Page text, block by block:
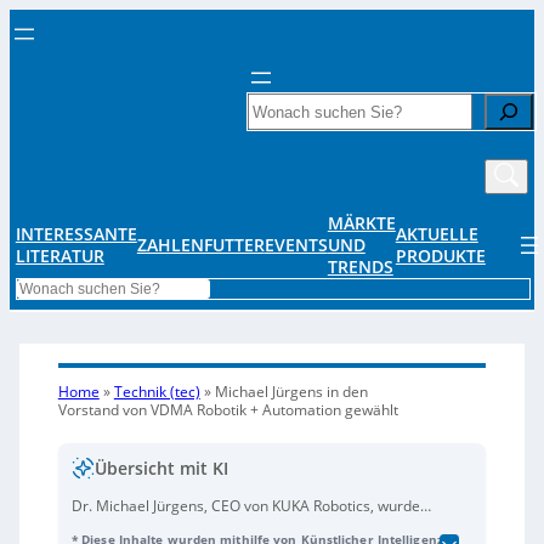
Search
INTERESSANTE
LITERATUR
ZAHLENFUTTEREVENTS
MÄRKTE
UND
TRENDS
AKTUELLE
PRODUKTE
Search
Home »Technik (tec) » Michael Jürgens in den
Vorstand von VDMA Robotik + Automation gewählt
Übersicht mit KI
Dr. Michael Jürgens, CEO von KUKA Robotics, wurde
* Diese Inhalte wurden mithilfe von Künstlicher Intelligenz